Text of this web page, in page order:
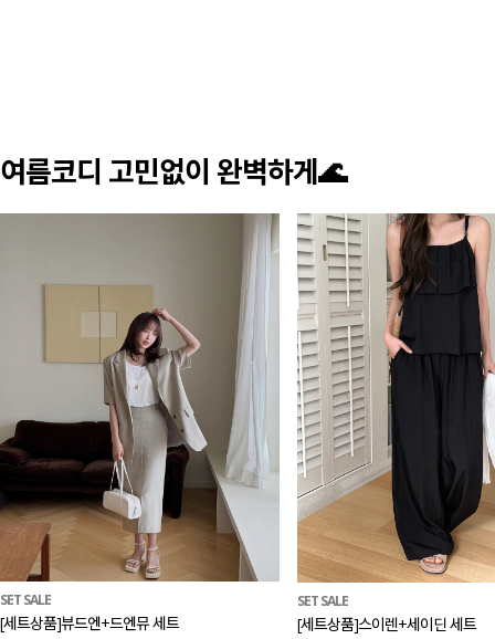
여름코디 고민없이 완벽하게🌊
SET SALE
[세트상품]뷰드엔+드엔뮤 세트
SET SALE
[세트상품]스이렌+세이딘 세트